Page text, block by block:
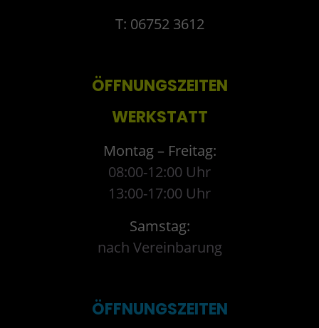
T: 06752 3612
ÖFFNUNGSZEITEN
WERKSTATT
Montag – Freitag:
08:00-12:00 Uhr
13:00-17:00 Uhr
Samstag:
nach Vereinbarung
ÖFFNUNGSZEITEN